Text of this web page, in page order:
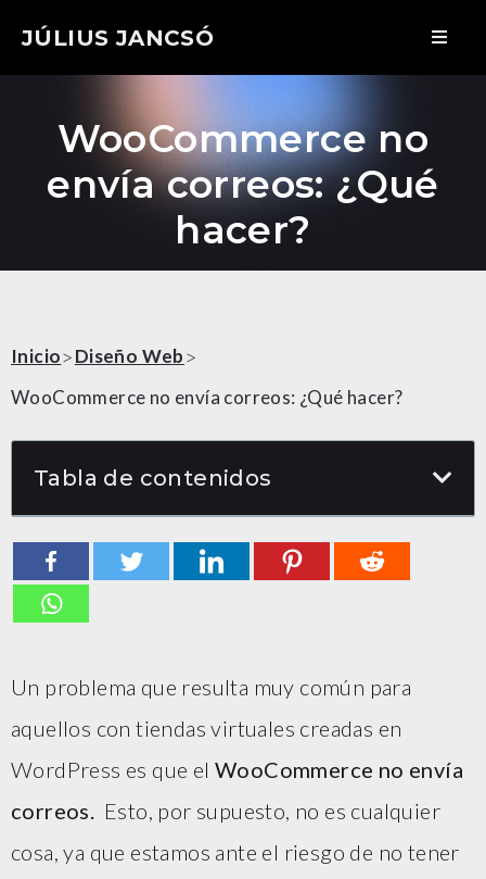
JÚLIUS JANCSÓ
WooCommerce no
envía correos: ¿Qué
hacer?
Inicio>Diseño Web>
WooCommerce no envía correos: ¿Qué hacer?
Tabla de contenidos
Un problema que resulta muy común para
aquellos con tiendas virtuales creadas en
WordPress es que el WooCommerce no envía
correos. Esto, por supuesto, no es cualquier
cosa, ya que estamos ante el riesgo de no tener